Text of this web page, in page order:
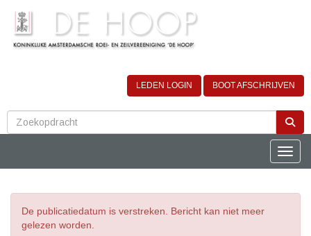
LEDEN LOGIN BOOT AFSCHRIJVEN
De publicatiedatum is verstreken. Bericht kan niet meer
gelezen worden.